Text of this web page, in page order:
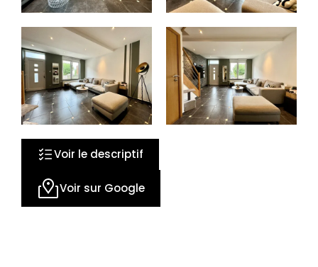
Voir le descriptif
Voir sur Google